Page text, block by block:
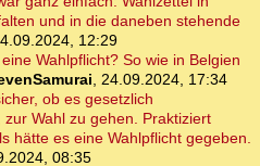
und in die daneben stehende
12:29
Wahlpflicht? So wie in Belgien
, 24.09.2024, 17:34
ob es gesetzlich
Wahl zu gehen. Praktiziert
hätte es eine Wahlpflicht gegeben.
08:35